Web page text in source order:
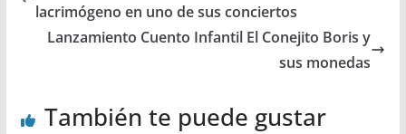
lacrimógeno en uno de sus conciertos
Lanzamiento Cuento Infantil El Conejito Boris y
sus monedas
También te puede gustar